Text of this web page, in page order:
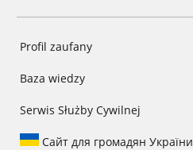
Profil zaufany
Baza wiedzy
Serwis Służby Cywilnej
Сайт для громадян України